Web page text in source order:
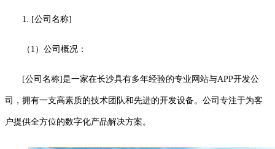
1. [公司名称]
（1）公司概况：
[公司名称]是一家在长沙具有多年经验的专业网站与APP开发公
司，拥有一支高素质的技术团队和先进的开发设备。公司专注于为客
户提供全方位的数字化产品解决方案。